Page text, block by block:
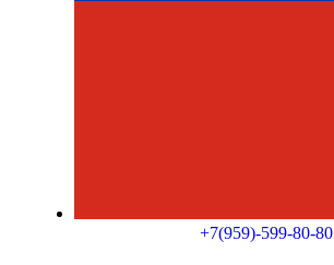
+7(959)-599-80-80